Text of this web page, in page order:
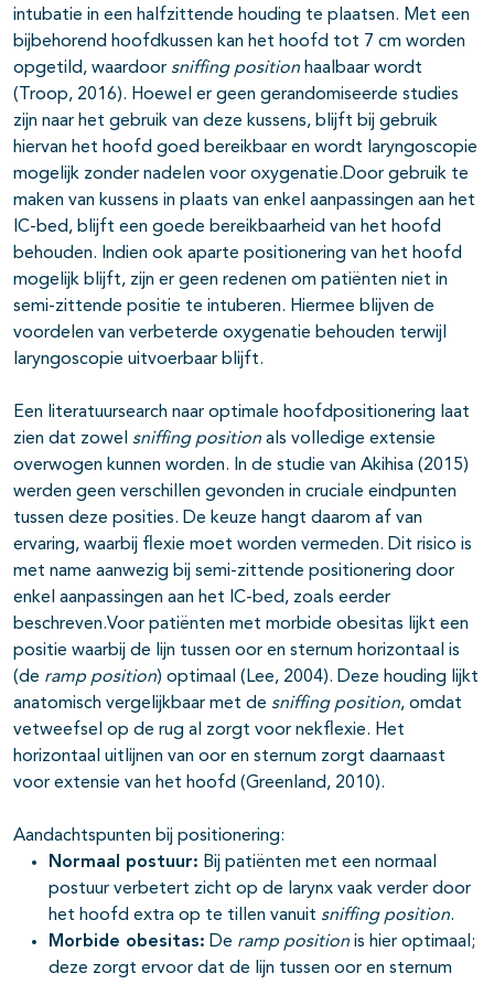
intubatie in een halfzittende houding te plaatsen. Met een
bijbehorend hoofdkussen kan het hoofd tot 7 cm worden
opgetild, waardoor sniffing position haalbaar wordt
(Troop, 2016). Hoewel er geen gerandomiseerde studies
zijn naar het gebruik van deze kussens, blijft bij gebruik
hiervan het hoofd goed bereikbaar en wordt laryngoscopie
mogelijk zonder nadelen voor oxygenatie.Door gebruik te
maken van kussens in plaats van enkel aanpassingen aan het
IC-bed, blijft een goede bereikbaarheid van het hoofd
behouden. Indien ook aparte positionering van het hoofd
mogelijk blijft, zijn er geen redenen om patiënten niet in
semi-zittende positie te intuberen. Hiermee blijven de
voordelen van verbeterde oxygenatie behouden terwijl
laryngoscopie uitvoerbaar blijft.
Een literatuursearch naar optimale hoofdpositionering laat
zien dat zowel sniffing position als volledige extensie
overwogen kunnen worden. In de studie van Akihisa (2015)
werden geen verschillen gevonden in cruciale eindpunten
tussen deze posities. De keuze hangt daarom af van
ervaring, waarbij flexie moet worden vermeden. Dit risico is
met name aanwezig bij semi-zittende positionering door
enkel aanpassingen aan het IC-bed, zoals eerder
beschreven.Voor patiënten met morbide obesitas lijkt een
positie waarbij de lijn tussen oor en sternum horizontaal is
(de ramp position) optimaal (Lee, 2004). Deze houding lijkt
anatomisch vergelijkbaar met de sniffing position, omdat
vetweefsel op de rug al zorgt voor nekflexie. Het
horizontaal uitlijnen van oor en sternum zorgt daarnaast
voor extensie van het hoofd (Greenland, 2010).
Aandachtspunten bij positionering:
Normaal postuur: Bij patiënten met een normaal
postuur verbetert zicht op de larynx vaak verder door
het hoofd extra op te tillen vanuit sniffing position.
Morbide obesitas: De ramp position is hier optimaal;
deze zorgt ervoor dat de lijn tussen oor en sternum